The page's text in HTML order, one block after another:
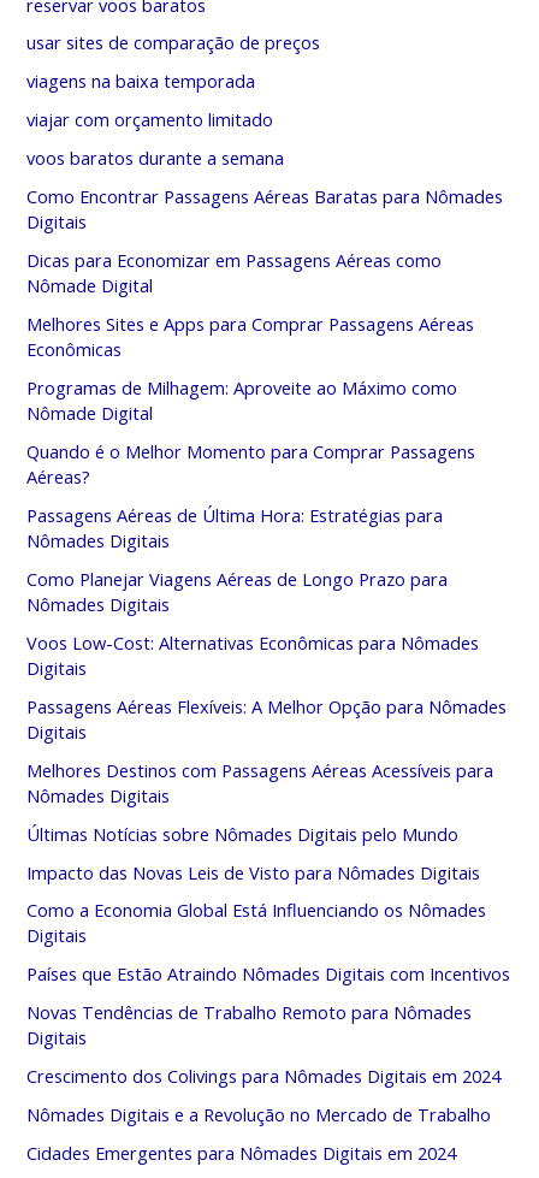
usar sites de comparação de preços
viagens na baixa temporada
viajar com orçamento limitado
voos baratos durante a semana
Como Encontrar Passagens Aéreas Baratas para Nômades
Digitais
Dicas para Economizar em Passagens Aéreas como
Nômade Digital
Melhores Sites e Apps para Comprar Passagens Aéreas
Econômicas
Programas de Milhagem: Aproveite ao Máximo como
Nômade Digital
Quando é o Melhor Momento para Comprar Passagens
Aéreas?
Passagens Aéreas de Última Hora: Estratégias para
Nômades Digitais
Como Planejar Viagens Aéreas de Longo Prazo para
Nômades Digitais
Voos Low-Cost: Alternativas Econômicas para Nômades
Digitais
Passagens Aéreas Flexíveis: A Melhor Opção para Nômades
Digitais
Melhores Destinos com Passagens Aéreas Acessíveis para
Nômades Digitais
Últimas Notícias sobre Nômades Digitais pelo Mundo
Impacto das Novas Leis de Visto para Nômades Digitais
Como a Economia Global Está Influenciando os Nômades
Digitais
Países que Estão Atraindo Nômades Digitais com Incentivos
Novas Tendências de Trabalho Remoto para Nômades
Digitais
Crescimento dos Colivings para Nômades Digitais em 2024
Nômades Digitais e a Revolução no Mercado de Trabalho
Cidades Emergentes para Nômades Digitais em 2024